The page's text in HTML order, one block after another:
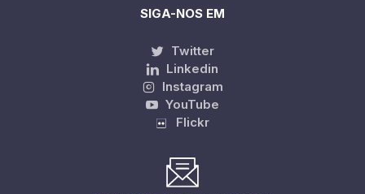
SIGA-NOS EM
Twitter
Linkedin
Instagram
YouTube
Flickr